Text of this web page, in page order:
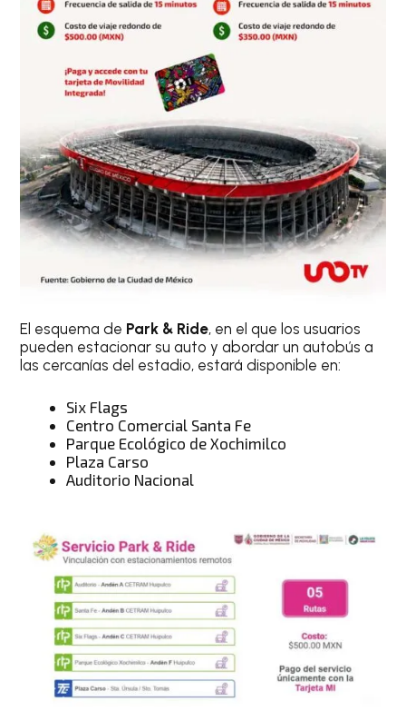
El esquema de Park & Ride, en el que los usuarios
pueden estacionar su auto y abordar un autobús a
las cercanías del estadio, estará disponible en:
Six Flags
Centro Comercial Santa Fe
Parque Ecológico de Xochimilco
Plaza Carso
Auditorio Nacional